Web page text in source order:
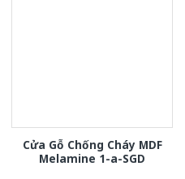
Cửa Gỗ Chống Cháy MDF
Melamine 1-a-SGD